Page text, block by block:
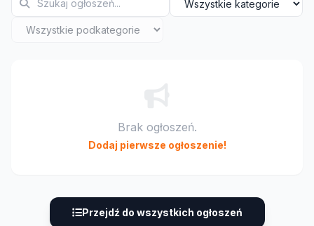
Brak ogłoszeń.
Dodaj pierwsze ogłoszenie!
Przejdź do wszystkich ogłoszeń